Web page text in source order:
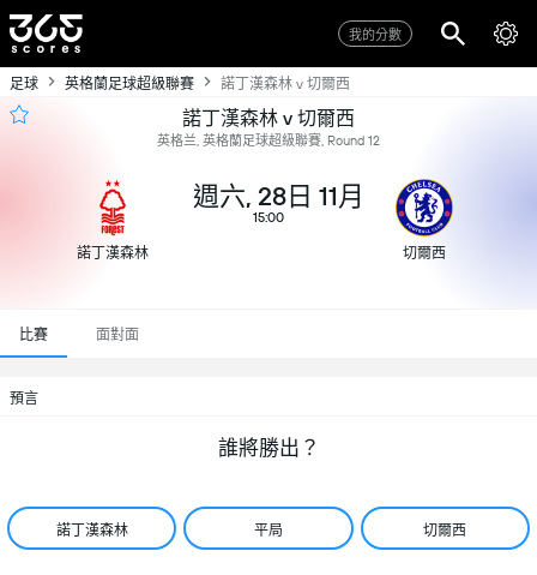
我的分數
足球 英格蘭足球超級聯賽 諾丁漢森林 v 切爾西
諾丁漢森林 v 切爾西
英格兰, 英格蘭足球超級聯賽, Round 12
諾丁漢森林
週六, 28日 11月
15:00
切爾西
比賽 面對面
預言
誰將勝出？
諾丁漢森林 平局 切爾西